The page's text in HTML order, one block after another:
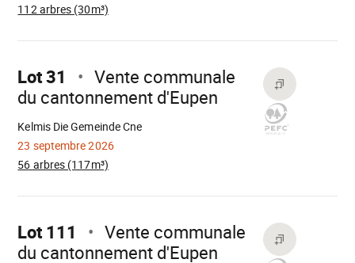
112 arbres (30m³)
Aller
Lot 31
Vente communale
du cantonnement d'Eupen
23 septembre 2026
Kelmis Die Gemeinde Cne
56 arbres (117m³)
Chargement
Aller
Lot 111
Vente communale
du cantonnement d'Eupen
Chargement